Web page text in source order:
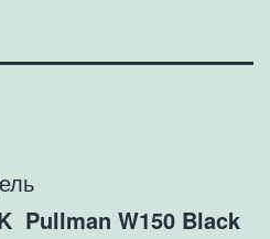
Pullman W150 Black